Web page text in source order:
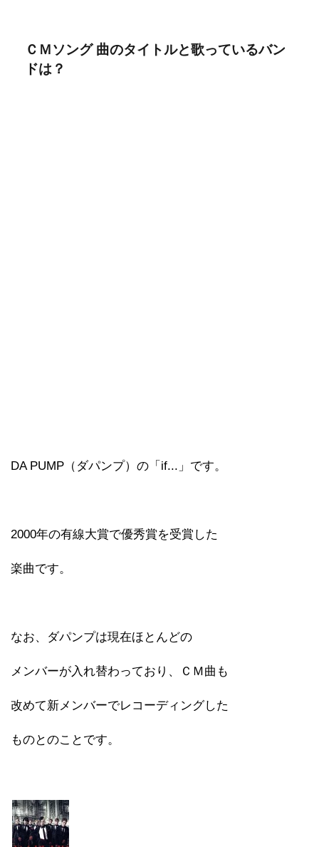
ＣＭソング 曲のタイトルと歌っているバン
ドは？
DA PUMP（ダパンプ）の「if...」です。
2000年の有線大賞で優秀賞を受賞した
楽曲です。
なお、ダパンプは現在ほとんどの
メンバーが入れ替わっており、ＣＭ曲も
改めて新メンバーでレコーディングした
ものとのことです。